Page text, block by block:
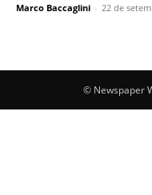
Marco Baccaglini - 22 de
© Newspaper